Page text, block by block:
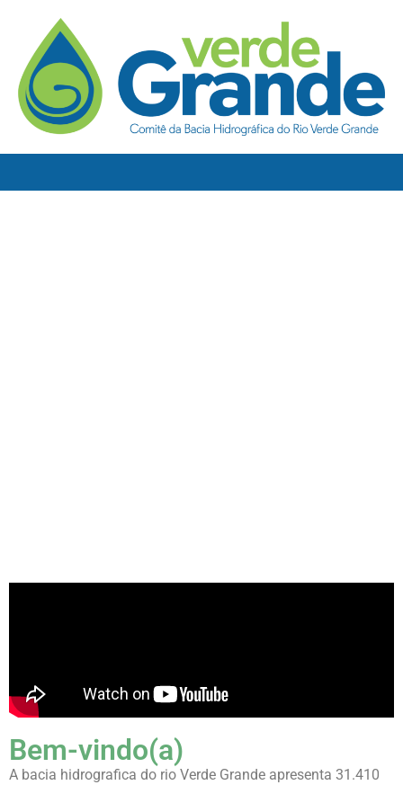
Bem-vindo(a)
A bacia hidrografica do rio Verde Grande apresenta 31.410